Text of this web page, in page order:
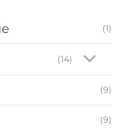
(1)
(14)
(9)
(9)